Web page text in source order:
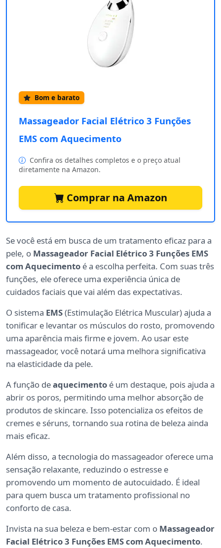
Bom e barato
Massageador Facial Elétrico 3 Funções
EMS com Aquecimento
Confira os detalhes completos e o preço atual
diretamente na Amazon.
Comprar na Amazon
Se você está em busca de um tratamento eficaz para a
pele, o Massageador Facial Elétrico 3 Funções EMS
com Aquecimento é a escolha perfeita. Com suas três
funções, ele oferece uma experiência única de
cuidados faciais que vai além das expectativas.
O sistema EMS(Estimulação Elétrica Muscular) ajuda a
tonificar e levantar os músculos do rosto, promovendo
uma aparência mais firme e jovem. Ao usar este
massageador, você notará uma melhora significativa
na elasticidade da pele.
A função deaquecimento é um destaque, pois ajuda a
abrir os poros, permitindo uma melhor absorção de
produtos de skincare. Isso potencializa os efeitos de
cremes e séruns, tornando sua rotina de beleza ainda
mais eficaz.
Além disso, a tecnologia do massageador oferece uma
sensação relaxante, reduzindo o estresse e
promovendo um momento de autocuidado. É ideal
para quem busca um tratamento profissional no
conforto de casa.
Invista na sua beleza e bem-estar com o Massageador
Facial Elétrico 3 Funções EMS com Aquecimento.